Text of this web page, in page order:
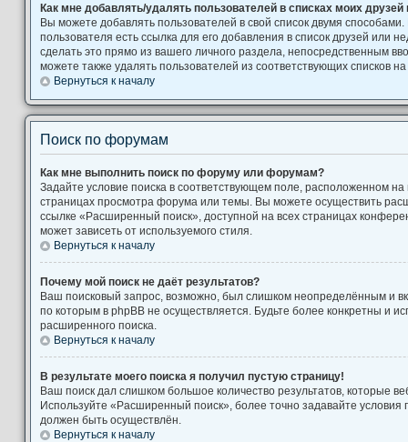
Как мне добавлять/удалять пользователей в списках моих друзей
Вы можете добавлять пользователей в свой список двумя
пользователя есть ссылка для его добавления в список друзей или
сделать это прямо из вашего личного раздела, непосредственным
можете также удалять пользователей из соответствующих списков
Вернуться к началу
Поиск по форумам
Как мне выполнить поиск по форуму или форумам?
Задайте условие поиска в соответствующем поле, расположенном
страницах просмотра форума или темы. Вы можете осуществить
ссылке «Расширенный поиск», доступной на всех страницах
может зависеть от используемого стиля.
Вернуться к началу
Почему мой поиск не даёт результатов?
Ваш поисковый запрос, возможно, был слишком неопределённым и
по которым в phpBB не осуществляется. Будьте более конкретны и
расширенного поиска.
Вернуться к началу
В результате моего поиска я получил пустую страницу!
Ваш поиск дал слишком большое количество результатов, которые
Используйте «Расширенный поиск», более точно задавайте
должен быть осуществлён.
Вернуться к началу